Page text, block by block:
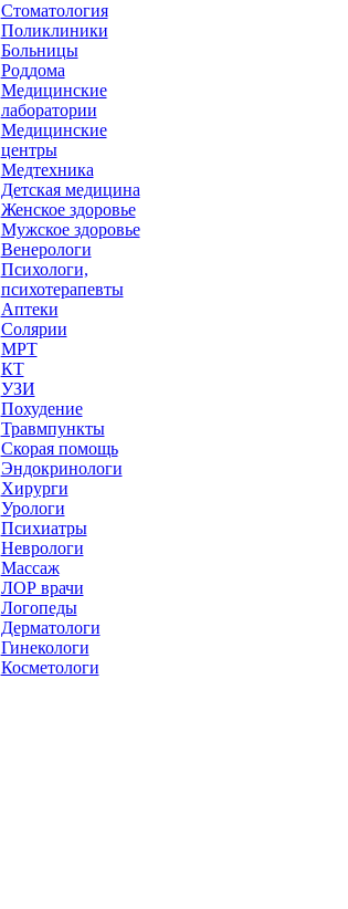
Стоматология
Поликлиники
Больницы
Роддома
Медицинские
лаборатории
Медицинские
центры
Медтехника
Детская медицина
Женское здоровье
Мужское здоровье
Венерологи
Психологи,
психотерапевты
Аптеки
Солярии
МРТ
КТ
УЗИ
Похудение
Травмпункты
Скорая помощь
Эндокринологи
Хирурги
Урологи
Психиатры
Неврологи
Массаж
ЛОР врачи
Логопеды
Дерматологи
Гинекологи
Косметологи